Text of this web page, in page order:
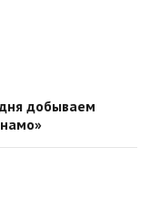
добываем